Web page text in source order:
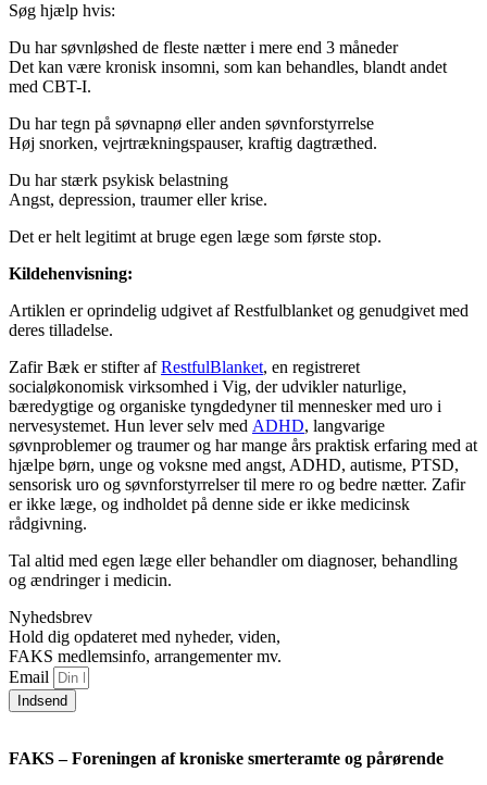
Søg hjælp hvis:
Du har søvnløshed de fleste nætter i mere end 3 måneder
Det kan være kronisk insomni, som kan behandles, blandt andet
med CBT-I.
Du har tegn på søvnapnø eller anden søvnforstyrrelse
Høj snorken, vejrtrækningspauser, kraftig dagtræthed.
Du har stærk psykisk belastning
Angst, depression, traumer eller krise.
Det er helt legitimt at bruge egen læge som første stop.
Kildehenvisning:
Artiklen er oprindelig udgivet af Restfulblanket og genudgivet med
deres tilladelse.
Zafir Bæk er stifter afRestfulBlanket, en registreret
socialøkonomisk virksomhed i Vig, der udvikler naturlige,
bæredygtige og organiske tyngdedyner til mennesker med uro i
nervesystemet. Hun lever selv med ADHD, langvarige
søvnproblemer og traumer og har mange års praktisk erfaring med at
hjælpe børn, unge og voksne med angst, ADHD, autisme, PTSD,
sensorisk uro og søvnforstyrrelser til mere ro og bedre nætter. Zafir
er ikke læge, og indholdet på denne side er ikke medicinsk
rådgivning.
Tal altid med egen læge eller behandler om diagnoser, behandling
og ændringer i medicin.
Nyhedsbrev
Hold dig opdateret med nyheder, viden,
FAKS medlemsinfo, arrangementer mv.
Email
Indsend
FAKS – Foreningen af kroniske smerteramte og pårørende